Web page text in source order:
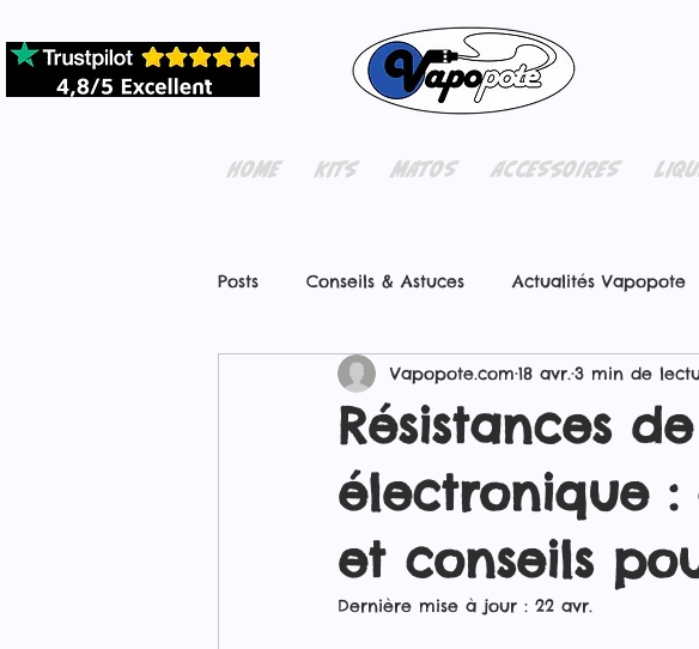
HOME KITS MATOS ACCESSOIRES
Posts Conseils & Astuces Actualités Vapopote
Résistances
électronique
et conseils
Vapopote.com 18 avr.3 min de
Dernière mise à jour : 22 avr.